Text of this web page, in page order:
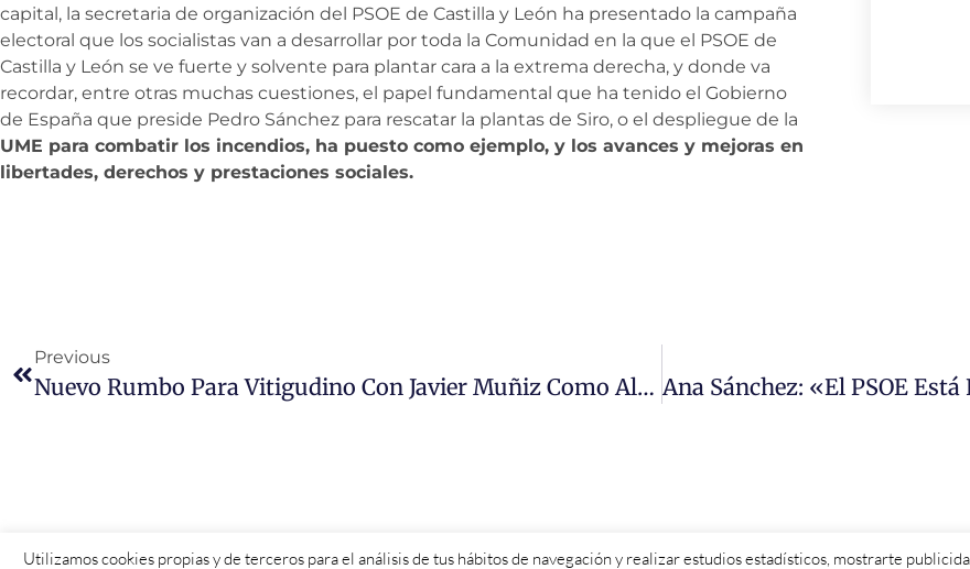
capital, la secretaria de organización del PSOE de Castilla y León ha presentado la campaña
electoral que los socialistas van a desarrollar por toda la Comunidad en la que el PSOE de
Castilla y León se ve fuerte y solvente para plantar cara a la extrema derecha, y donde va
recordar, entre otras muchas cuestiones, el papel fundamental que ha tenido el Gobierno
de España que preside Pedro Sánchez para rescatar la plantas de Siro, o el despliegue de la
UME para combatir los incendios, ha puesto como ejemplo, y los avances y mejoras en
libertades, derechos y prestaciones sociales.
Previous
Nuevo Rumbo Para Vitigudino Con Javier Muñiz Como Alcalde Socialista
Utilizamos cookies propias y de terceros para el análisis de tus hábitos de navegación y realizar estudios estadísticos, mostrarte